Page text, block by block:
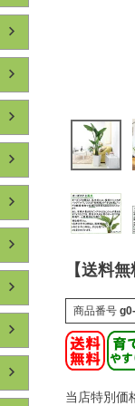
【送料
商品番号
当店特別価